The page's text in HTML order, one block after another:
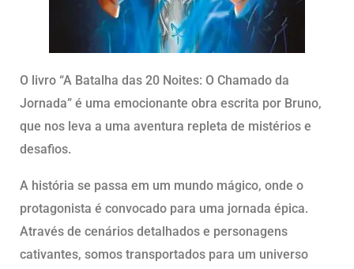
O livro “A Batalha das 20 Noites: O Chamado da
Jornada” é uma emocionante obra escrita por Bruno,
que nos leva a uma aventura repleta de mistérios e
desafios.
A história se passa em um mundo mágico, onde o
protagonista é convocado para uma jornada épica.
Através de cenários detalhados e personagens
cativantes, somos transportados para um universo